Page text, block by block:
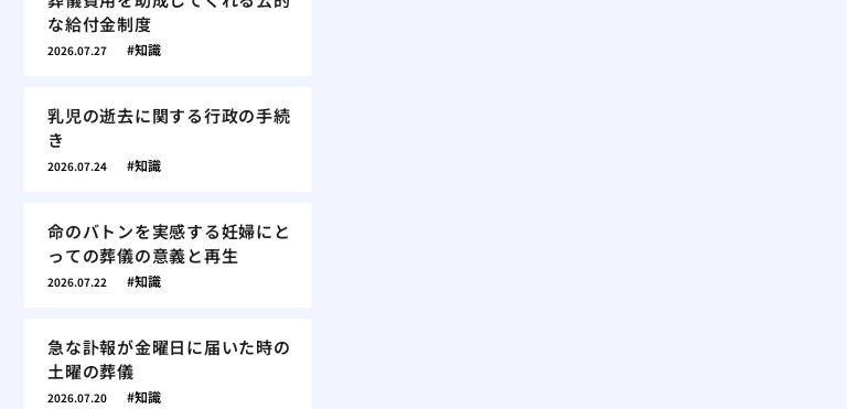
な給付金制度
2026.07.27 知識
乳児の逝去に関する行政の手続
き
2026.07.24 知識
命のバトンを実感する妊婦にと
っての葬儀の意義と再生
2026.07.22 知識
急な訃報が金曜日に届いた時の
土曜の葬儀
2026.07.20 知識